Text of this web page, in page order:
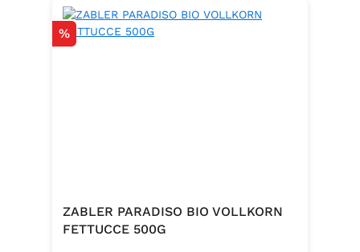
Rabatt
%
ZABLER PARADISO BIO VOLLKORN
FETTUCCE 500G